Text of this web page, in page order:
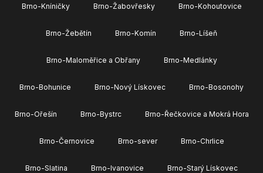
Brno-Kníničky Brno-Žabovřesky Brno-Kohoutovice
Brno-Žebětín Brno-Komín Brno-Líšeň
Brno-Maloměřice a Obřany Brno-Medlánky
Brno-Bohunice Brno-Nový Lískovec Brno-Bosonohy
Brno-Ořešín Brno-Bystrc Brno-Řečkovice a Mokrá Hora
Brno-Černovice Brno-sever Brno-Chrlice
Brno-Slatina Brno-Ivanovice Brno-Starý Lískovec